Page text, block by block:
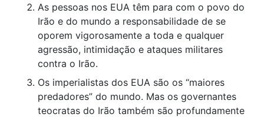
As pessoas nos EUA têm para com o povo do
Irão e do mundo a responsabilidade de se
oporem vigorosamente a toda e qualquer
agressão, intimidação e ataques militares
contra o Irão.
Os imperialistas dos EUA são os “maiores
predadores” do mundo. Mas os governantes
teocratas do Irão também são profundamente